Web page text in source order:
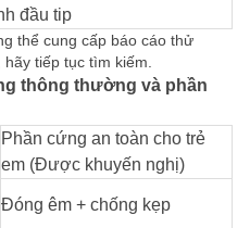
đầu tip
thể cung cấp báo cáo thử
tiếp tục tìm kiếm.
thông thường và phần
Phần cứng an toàn cho trẻ
em (Được khuyến nghị)
Đóng êm + chống kẹp